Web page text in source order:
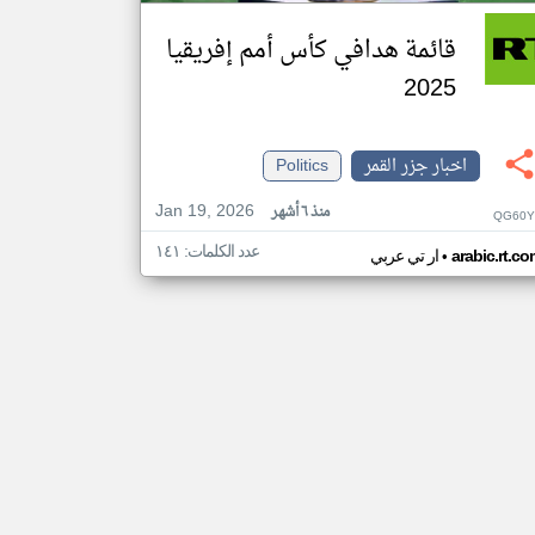
قائمة هدافي كأس أمم إفريقيا
2025
اخبار جزر القمر
Politics
Jan 19, 2026
منذ ٦ أشهر
ار تي عربي• عدد الكلمات: ١٤١